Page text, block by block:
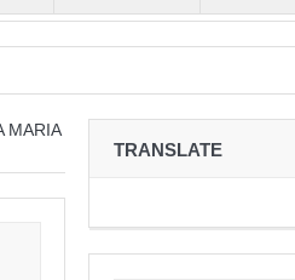
para 2026
MARIA
TRANSLATE